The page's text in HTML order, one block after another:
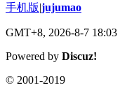
手机版|jujumao
GMT+8, 2026-8-7 18:03
Powered by Discuz!
© 2001-2019